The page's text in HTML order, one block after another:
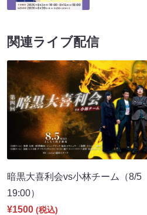
関連ライブ配信
暗黒大喜利会vs小林チーム（8/5
19:00）
¥1500 (税込)